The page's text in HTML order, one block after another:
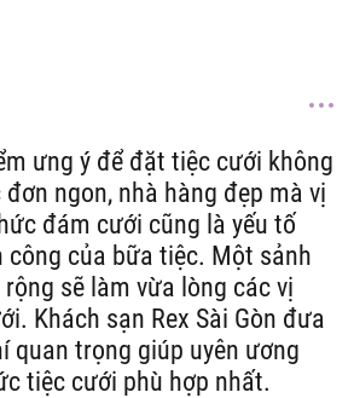
ưng ý để đặt tiệc cưới không
ngon, nhà hàng đẹp mà vị
đám cưới cũng là yếu tố
công của bữa tiệc. Một sảnh
sẽ làm vừa lòng các vị
Khách sạn Rex Sài Gòn đưa
quan trọng giúp uyên ương
tiệc cưới phù hợp nhất.